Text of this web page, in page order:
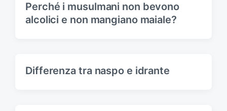
:Perché i musulmani non bevono
alcolici e non mangiano maiale?
Differenza tra naspo e idrante